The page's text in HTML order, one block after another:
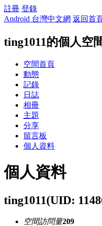
註冊 登錄
Android 台灣中文網 返回首
ting1011的個人空
空間首頁
動態
記錄
日誌
相冊
主題
分享
留言板
個人資料
個人資料
ting1011(UID:
空間訪問量209